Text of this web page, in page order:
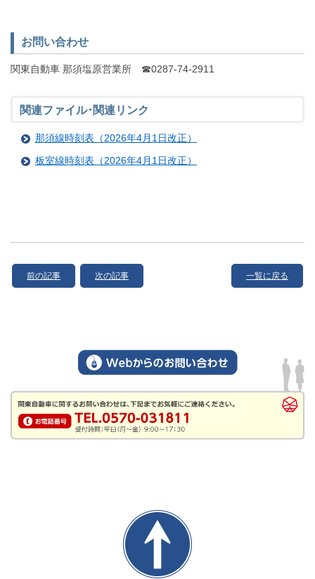
お問い合わせ
関東自動車 那須塩原営業所 ☎0287-74-2911
関連ファイル･関連リンク
那須線時刻表（2026年4月1日改正）
板室線時刻表（2026年4月1日改正）
前の記事 次の記事 一覧に戻る